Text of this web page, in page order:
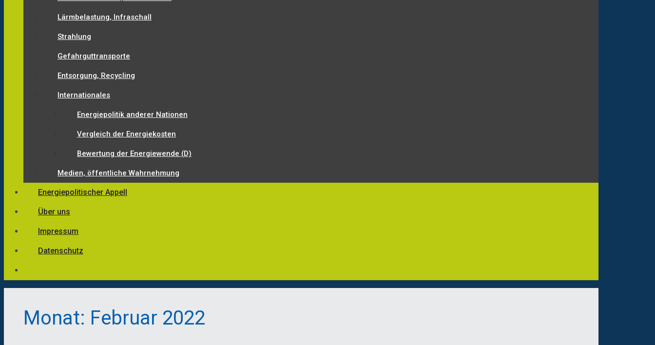
Lärmbelastung, Infraschall
Strahlung
Gefahrguttransporte
Entsorgung, Recycling
Internationales
Energiepolitik anderer Nationen
Vergleich der Energiekosten
Bewertung der Energiewende (D)
Medien, öffentliche Wahrnehmung
Energiepolitischer Appell
Über uns
Impressum
Datenschutz
Monat: Februar 2022